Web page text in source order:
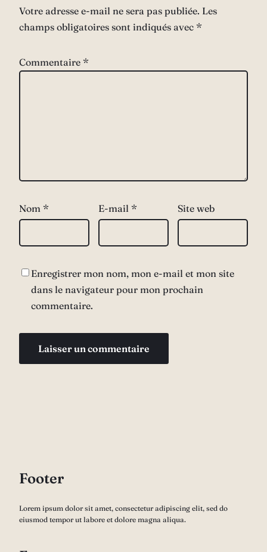
Votre adresse e-mail ne sera pas publiée. Les
champs obligatoires sont indiqués avec *
Commentaire *
Nom * E-mail * Site web
Enregistrer mon nom, mon e-mail et mon site
dans le navigateur pour mon prochain
commentaire.
Footer
Lorem ipsum dolor sit amet, consectetur adipiscing elit, sed do
eiusmod tempor ut labore et dolore magna aliqua.